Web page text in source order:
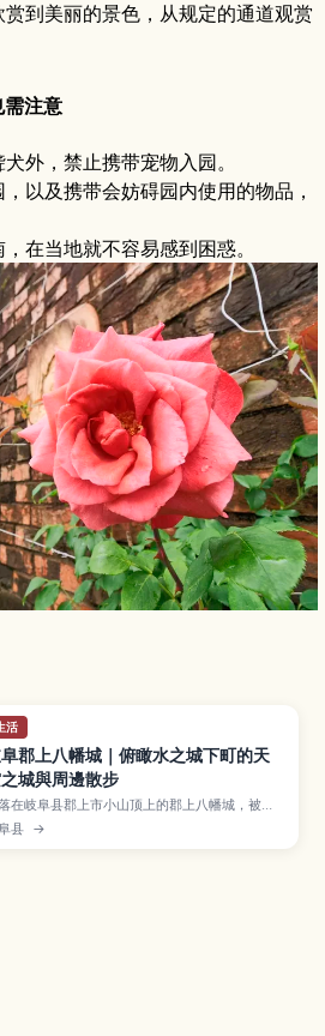
到美丽的景色，从规定的通道观赏
注意
外，禁止携带宠物入园。
以及携带会妨碍园内使用的物品，
在当地就不容易感到困惑。
活
郡上八幡城｜俯瞰水之城下町的天
城與周邊散步
在岐阜县郡上市小山顶上的郡上八幡城，被称
天空之城」，从白墙天守可以眺望郡上八幡水
下町与四季变幻的群山景色。本文介绍天守观
县 →